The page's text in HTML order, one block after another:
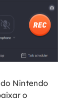
Nintendo
o